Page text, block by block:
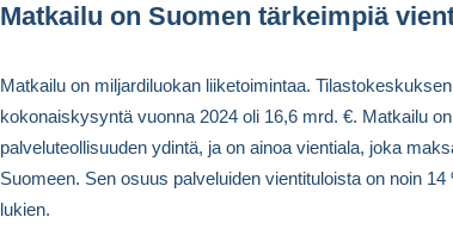
Matkailu on Suomen tärkeimpiä
Matkailu on miljardiluokan liiketoimintaa.
kokonaiskysyntä vuonna 2024 oli 16,6 mrd. €. Matkailu
palveluteollisuuden ydintä, ja on ainoa vientiala, joka
Suomeen. Sen osuus palveluiden vientituloista on noin
lukien.